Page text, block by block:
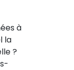
à
la
?